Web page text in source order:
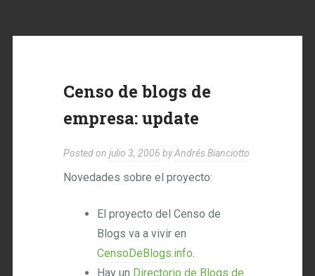
Censo de blogs de
empresa: update
Posted onjulio 3, 2006 byAndrés Bianciotto
Novedades sobre el proyecto:
El proyecto del Censo de
Blogs va a vivir en
CensoDeBlogs.info.
Hay un Directorio de Blogs de